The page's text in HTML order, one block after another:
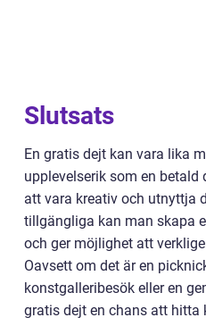
Slutsats
En gratis dejt kan vara lika
upplevelserik som en betald
att vara kreativ och utnyttja
tillgängliga kan man skapa
och ger möjlighet att
Oavsett om det är en
konstgalleribesök eller en
gratis dejt en chans att hitta